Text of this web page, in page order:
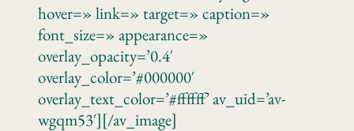
hover=» link=» target=» caption=»
font_size=» appearance=»
overlay_opacity=’0.4′
overlay_color=’#000000′
overlay_text_color=’#ffffff’ av_uid=’av-
wgqm53′][/av_image]